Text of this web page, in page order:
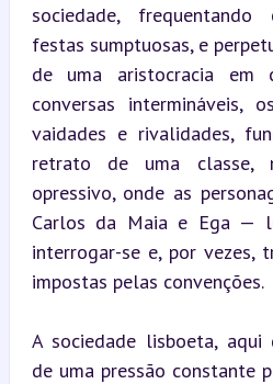
sociedade,
festas sumptuosas, e
de uma aristocracia em
conversas intermináveis,
vaidades e rivalidades,
retrato de uma classe,
opressivo, onde as
Carlos da Maia e Ega —
interrogar-se e, por vezes,
impostas pelas convenções.
A sociedade lisboeta, aqui
de uma pressão constante